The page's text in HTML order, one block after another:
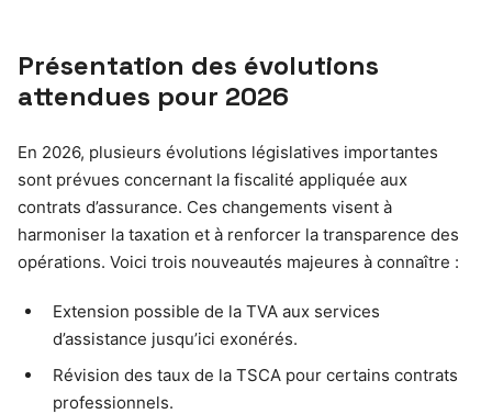
Présentation des évolutions
attendues pour 2026
En 2026, plusieurs évolutions législatives importantes
sont prévues concernant la fiscalité appliquée aux
contrats d’assurance. Ces changements visent à
harmoniser la taxation et à renforcer la transparence des
opérations. Voici trois nouveautés majeures à connaître :
Extension possible de la TVA aux services
d’assistance jusqu’ici exonérés.
Révision des taux de la TSCA pour certains contrats
professionnels.